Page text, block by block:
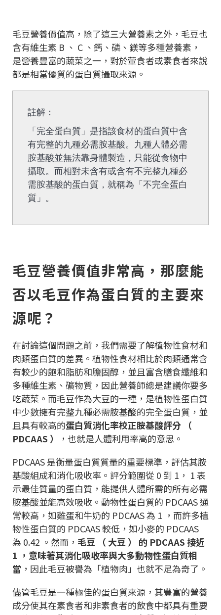
毛豆營養價值高，除了這三大營養素之外，毛豆也
含有維生素 B 、 C 、鈣、磷、鎂等多種營養素，
是營養豐富的蔬菜之一，對於葷食者或素食者來說
都是相當優質的蛋白質攝取來源。
註解：
「完全蛋白質」是指該食材的蛋白質中含
有完整的九種必需胺基酸。九種人體必需
胺基酸並無法靠身體製造，只能從食物中
攝取。而相對未含有或含有不完整九種必
需胺基酸的蛋白質，就稱為「不完全蛋白
質」。
毛豆營養價值非常高，那麼能
否以毛豆作為蛋白質的主要來
源呢？
在討論這個問題之前，我們需要了解植物性食材和
肉類蛋白質的差異。植物性食材相比於肉類通常含
有較少的飽和脂肪和膽固醇，並且富含膳食纖維和
多種維生素、礦物質，因此營養師總是建議你要多
吃蔬菜。而毛豆作為大豆的一種，是植物性蛋白質
中少數擁有完整九種必需胺基酸的完全蛋白質，並
且具有較高的蛋白質消化率校正胺基酸評分 （
PDCAAS ）
，也就是人體利用率高的意思。
PDCAAS 是衡量蛋白質質量的重要標準，評估其胺
基酸組成和消化吸收率。評分範圍從 0 到 1， 1 表
示最佳質量的蛋白質，能提供人體所需的所有必需
胺基酸並能高效吸收。動物性蛋白質的 PDCAAS 通
常較高，如雞蛋和牛奶的 PDCAAS 為 1 ，而許多植
物性蛋白質的 PDCAAS 較低，如小麥的 PDCAAS
為 0.42 。然而， 毛豆 （ 大豆 ） 的 PDCAAS 接近
1 ，意味著其消化吸收率與大多動物性蛋白質相
當 ，因此毛豆被譽為「植物肉」也就不足為奇了。
儘管毛豆是一種極佳的蛋白質來源，其豐富的營養
成分使其在素食者和非素食者的飲食中都具有重要